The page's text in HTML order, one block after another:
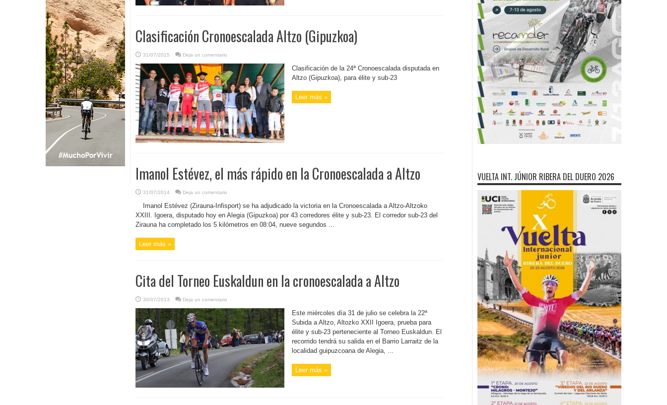
Clasificación Cronoescalada Altzo (Gipuzkoa)
31/07/2015 Deja un comentario
Clasificación de la 24ª Cronoescalada disputada en
Altzo (Gipuzkoa), para élite y sub-23
Leer más »
Imanol Estévez, el más rápido en la Cronoescalada a Altzo
31/07/2014 Deja un comentario
Imanol Estévez (Zirauna-Infisport) se ha adjudicado la victoria en la Cronoescalada a Altzo-Altzoko
XXIII. Igoera, disputado hoy en Alegia (Gipuzkoa) por 43 corredores élite y sub-23. El corredor sub-23 del
Zirauna ha completado los 5 kilómetros en 08:04, nueve segundos ...
Leer más »
Cita del Torneo Euskaldun en la cronoescalada a Altzo
30/07/2013 Deja un comentario
Este miércoles día 31 de julio se celebra la 22ª
Subida a Altzo, Altozko XXII Igoera, prueba para
élite y sub-23 perteneciente al Torneo Euskaldun. El
recorrido tendrá su salida en el Barrio Larraitz de la
localidad guipuzcoana de Alegia, ...
Leer más »
VUELTA INT. JÚNIOR RIBERA DEL DUERO 2026